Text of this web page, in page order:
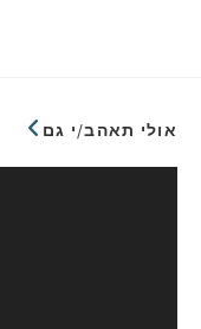
אולי תאהב/י גם